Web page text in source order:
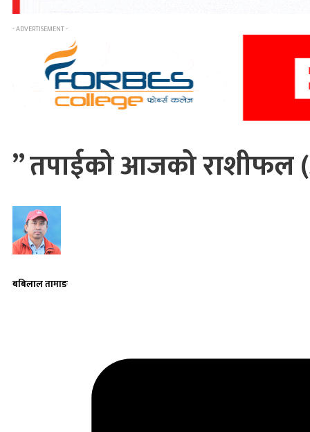
- ADVERTISEMENT -
” तपाईको आजको राशीफल
बबिलाल तामाङ